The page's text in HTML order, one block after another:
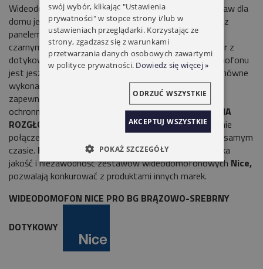
WideodomofonNICE PRO BGto zaawansowany zestaw dla
domu jednorodzinnego, z wideo monitoremPRO B
oraz
panelem rozmównym EYE Gw kolorze
czarnym.
NOWOCZESNYzestaw PRO posiada monitor z
dotykowym ekranem, dzięki czemu obsługa wideodomofonu
jest jeszcze wygodniejsza.WYTRZYMAŁY panele rozmówne
wykonane zostały ze szczotkowanego aluminium, co
zapewnia ładny wygląd i w połączeniu z wysoka klasą
ochronności IP66 również wandaloodporności .FUNKCJA
ROZGŁOSZENIA POŁĄCZENIAumożliwia przekierowanie
połączenia na wszystkie monitory w systemie w tym samym
czasie. KONKURENCYJNYprzystępna cena oraz wysoka
jakość i niezawodność zestawów wideodomofonowych Nice,
pozwalają konkurować z produktami innych marek.
WIDEODOMOFON NICE PRO BG BRĄZOWO-SREBRNY
DOTYKOWY
swój wybór, klikając "Ustawienia
prywatności" w stopce strony i/lub w
ustawieniach przeglądarki. Korzystając ze
strony, zgadzasz się z warunkami
przetwarzania danych osobowych zawartymi
w polityce prywatności. Dowiedz się więcej »
AKCEPTUJ WSZYSTKIE
ODRZUĆ WSZYSTKIE
POKAŻ SZCZEGÓŁY